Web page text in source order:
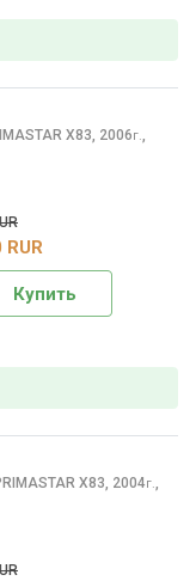
X83, 2006г.,
RUR
Купить
X83, 2004г.,